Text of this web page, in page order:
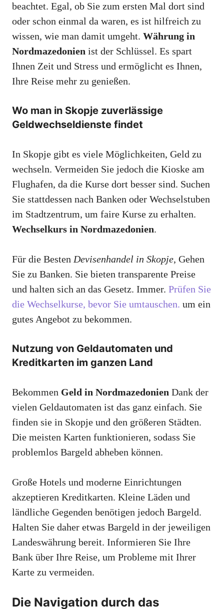
beachtet. Egal, ob Sie zum ersten Mal dort sind
oder schon einmal da waren, es ist hilfreich zu
wissen, wie man damit umgeht. Währung in
Nordmazedonien ist der Schlüssel. Es spart
Ihnen Zeit und Stress und ermöglicht es Ihnen,
Ihre Reise mehr zu genießen.
Wo man in Skopje zuverlässige
Geldwechseldienste findet
In Skopje gibt es viele Möglichkeiten, Geld zu
wechseln. Vermeiden Sie jedoch die Kioske am
Flughafen, da die Kurse dort besser sind. Suchen
Sie stattdessen nach Banken oder Wechselstuben
im Stadtzentrum, um faire Kurse zu erhalten.
Wechselkurs in Nordmazedonien.
Für die Besten Devisenhandel in Skopje, Gehen
Sie zu Banken. Sie bieten transparente Preise
und halten sich an das Gesetz. Immer. Prüfen Sie
die Wechselkurse, bevor Sie umtauschen. um ein
gutes Angebot zu bekommen.
Nutzung von Geldautomaten und
Kreditkarten im ganzen Land
Bekommen Geld in Nordmazedonien Dank der
vielen Geldautomaten ist das ganz einfach. Sie
finden sie in Skopje und den größeren Städten.
Die meisten Karten funktionieren, sodass Sie
problemlos Bargeld abheben können.
Große Hotels und moderne Einrichtungen
akzeptieren Kreditkarten. Kleine Läden und
ländliche Gegenden benötigen jedoch Bargeld.
Halten Sie daher etwas Bargeld in der jeweiligen
Landeswährung bereit. Informieren Sie Ihre
Bank über Ihre Reise, um Probleme mit Ihrer
Karte zu vermeiden.
Die Navigation durch das